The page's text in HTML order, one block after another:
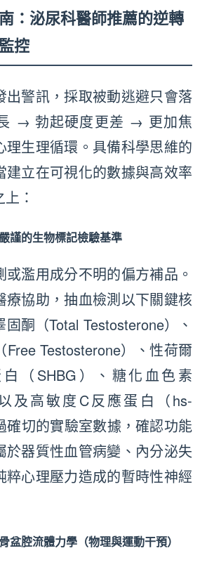
：泌尿科醫師推薦的逆轉
控
出警訊，採取被動逃避只會落
→ 勃起硬度更差 → 更加焦
理生理循環。具備科學思維的
建立在可視化的數據與高效率
：
謹的生物標記檢驗基準
或濫用成分不明的偏方補品。
療協助，抽血檢測以下關鍵核
酮（Total Testosterone）、
Free Testosterone）、性荷爾
（SHBG）、糖化血色素
以及高敏度C反應蛋白（hs-
確切的實驗室數據，確認功能
於器質性血管病變、內分泌失
粹心理壓力造成的暫時性神經
盆腔流體力學（物理與運動干預）